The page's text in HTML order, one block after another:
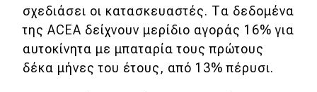
σχεδιάσει οι κατασκευαστές. Τα δεδομένα
της ACEA δείχνουν μερίδιο αγοράς 16% για
αυτοκίνητα με μπαταρία τους πρώτους
δέκα μήνες του έτους, από 13% πέρυσι.